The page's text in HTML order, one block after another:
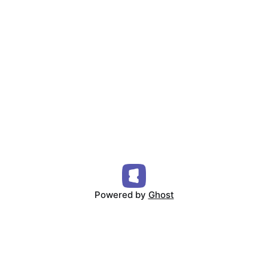
Powered by Ghost